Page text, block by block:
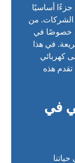
أساسيًا
الشركات. من
خصوصًا في
في هذا
كهربائي
هذه
في